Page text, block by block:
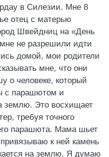
в Силезии. Мне 8
отец с матерью
Швейдниц на «День
не разрешили идти
домой, мои родители
мне, что они
о человеке, который
с парашютом и
землю. Это восхищает
требуя точного
парашюта. Мама шьет
к ней камень
на землю. Я думаю